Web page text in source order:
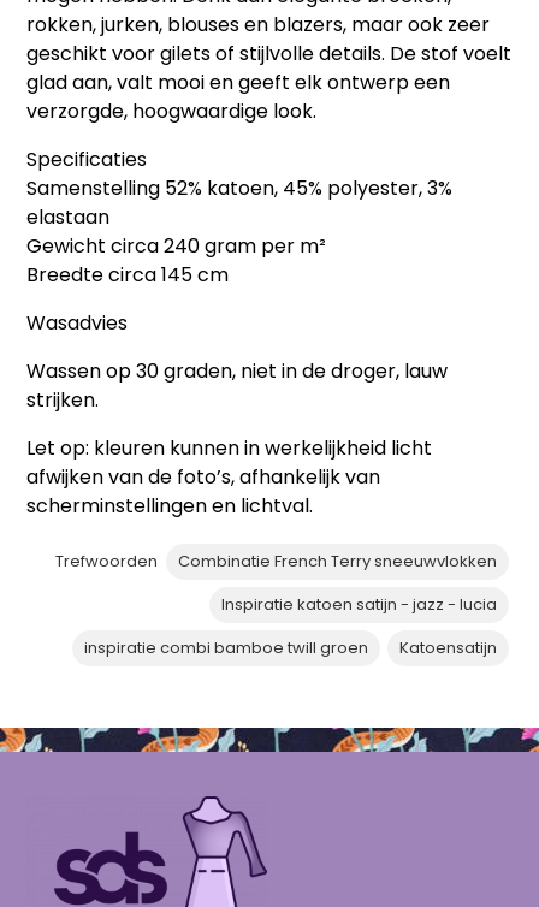
rokken, jurken, blouses en blazers, maar ook zeer
geschikt voor gilets of stijlvolle details. De stof voelt
glad aan, valt mooi en geeft elk ontwerp een
verzorgde, hoogwaardige look.
Specificaties
Samenstelling 52% katoen, 45% polyester, 3%
elastaan
Gewicht circa 240 gram per m²
Breedte circa 145 cm
Wasadvies
Wassen op 30 graden, niet in de droger, lauw
strijken.
Let op: kleuren kunnen in werkelijkheid licht
afwijken van de foto’s, afhankelijk van
scherminstellingen en lichtval.
Trefwoorden
Combinatie French Terry sneeuwvlokken
Inspiratie katoen satijn - jazz - lucia
inspiratie combi bamboe twill groen
Katoensatijn